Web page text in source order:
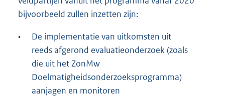
bijvoorbeeld zullen inzetten zijn:
•
De implementatie van uitkomsten uit
reeds afgerond evaluatieonderzoek (zoals
die uit het ZonMw
Doelmatigheidsonderzoeksprogramma)
aanjagen en monitoren